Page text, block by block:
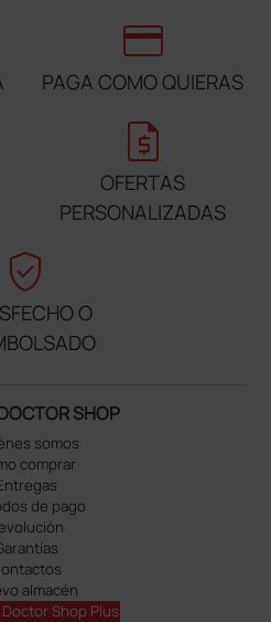
credit_card
PAGA COMO QUIERAS
request_quote
OFERTAS
PERSONALIZADAS
verified_user
O
SHOP
somos
comprar
de pago
almacén
Shop Plus